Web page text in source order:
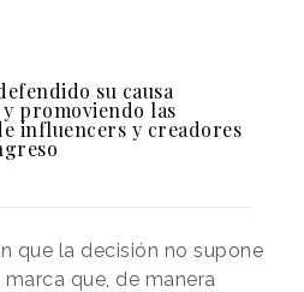
su causa
promoviendo las
influencers y creadores
que la decisión no supone
que, de manera